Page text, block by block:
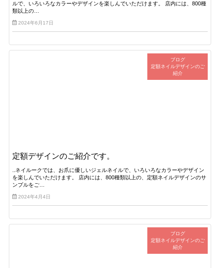
ルで、いろいろなカラーやデザインを楽しんでいただけます。 店内には、800種
類以上の…
2024年6月17日
ブログ
定額ネイルデザインのご
紹介
定額デザインのご紹介です。
..ネイルークでは、お爪に優しいジェルネイルで、いろいろなカラーやデザイン
を楽しんでいただけます。 店内には、800種類以上の、定額ネイルデザインのサ
ンプルをご…
2024年4月4日
ブログ
定額ネイルデザインのご
紹介